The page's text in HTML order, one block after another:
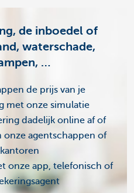
de inboedel of
waterschade,
…
de prijs van je
met onze simulatie
dadelijk online af of
onze agentschappen of
onze app, telefonisch of